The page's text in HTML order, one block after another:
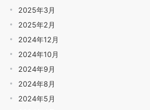
2025年3月
2025年2月
2024年12月
2024年10月
2024年9月
2024年8月
2024年5月